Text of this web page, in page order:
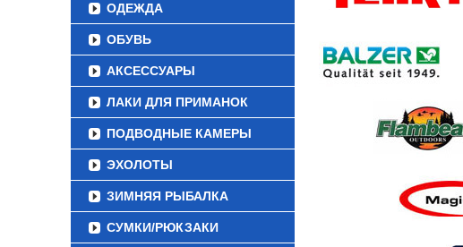
ОДЕЖДА
ОБУВЬ
АКСЕССУАРЫ
ЛАКИ ДЛЯ ПРИМАНОК
ПОДВОДНЫЕ КАМЕРЫ
ЭХОЛОТЫ
ЗИМНЯЯ РЫБАЛКА
СУМКИ/РЮКЗАКИ